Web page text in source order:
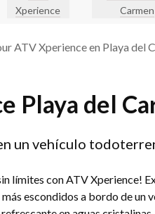
Xperience
Carmen
ATV Xperience en Playa del
Playa del
un vehículo
límites con ATV Xperience!
escondidos a bordo de